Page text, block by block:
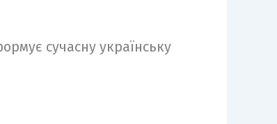
сучасну українську